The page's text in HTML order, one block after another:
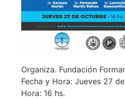
Organiza. Fundación
Fecha y Hora: Jueves 27
Hora: 16 hs.